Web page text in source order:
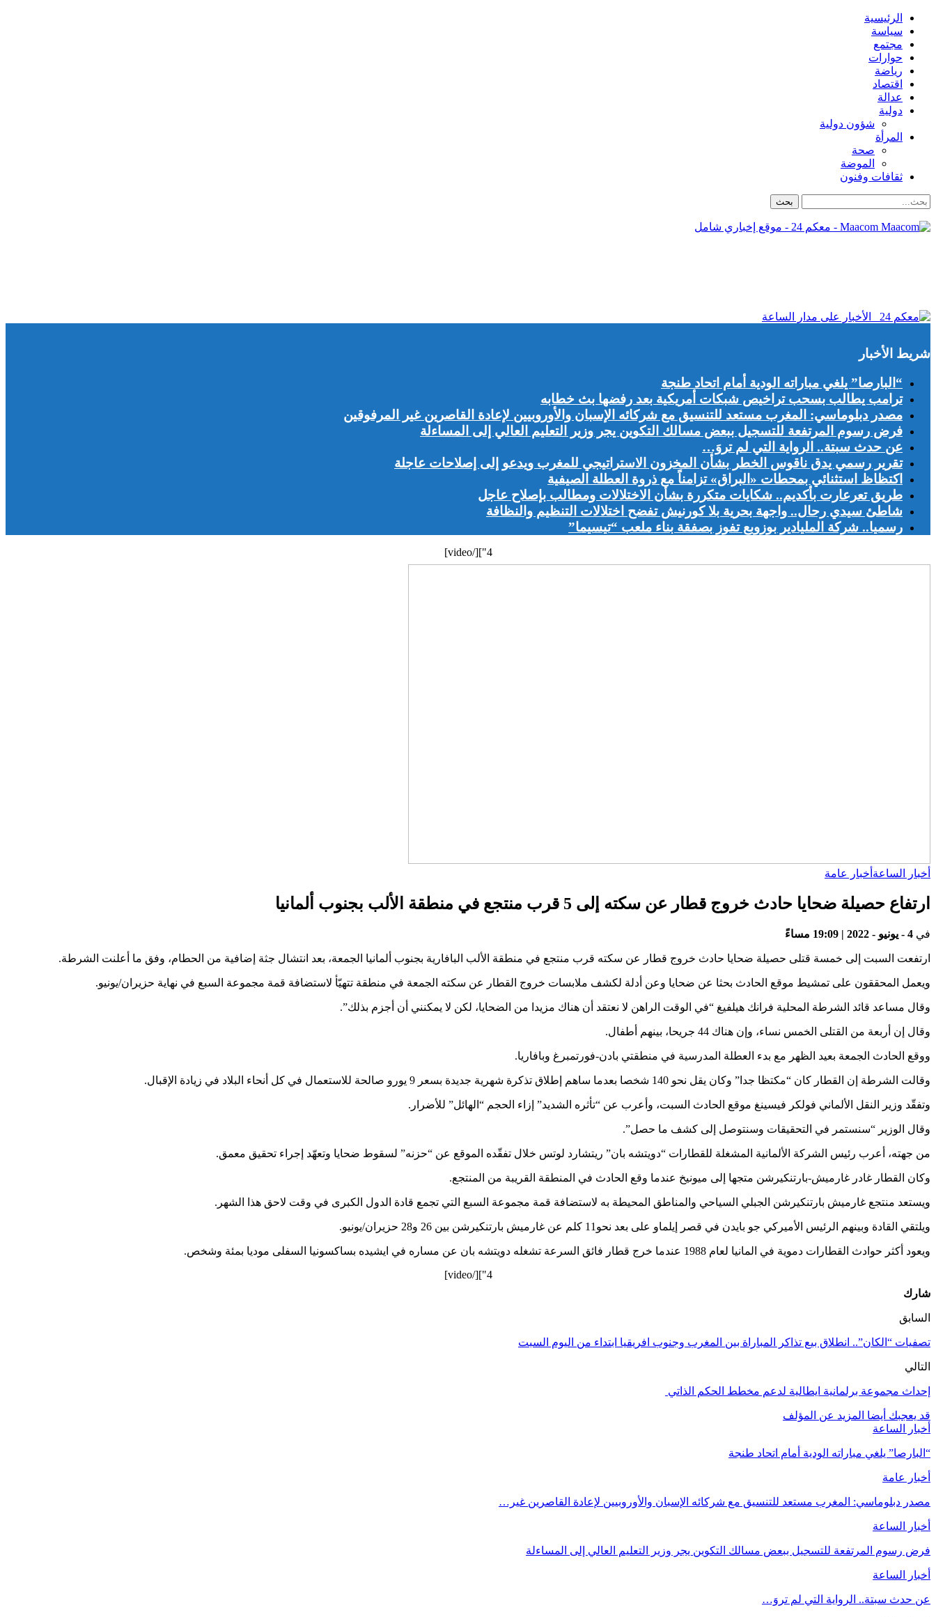
الرئيسية
سياسة
مجتمع
حوارات
رياضة
اقتصاد
عدالة
دولية
شؤون دولية
المرأة
صحة
الموضة
ثقافات وفنون
Maacom - معكم 24 - موقع إخباري شامل
شريط الأخبار
“البارصا” يلغي مباراته الودية أمام اتحاد طنجة
ترامب يطالب بسحب تراخيص شبكات أمريكية بعد رفضها بث خطابه
مصدر دبلوماسي: المغرب مستعد للتنسيق مع شركائه الإسبان والأوروبيين لإعادة القاصرين غير المرفوقين
فرض رسوم المرتفعة للتسجيل ببعض مسالك التكوين يجر وزير التعليم العالي إلى المساءلة
عن حدث سبتة.. الرواية التي لم تروَ…
تقرير رسمي يدق ناقوس الخطر بشأن المخزون الاستراتيجي للمغرب ويدعو إلى إصلاحات عاجلة
اكتظاظ استثنائي بمحطات «البراق» تزامناً مع ذروة العطلة الصيفية
طريق تعرعارت بأكديم.. شكايات متكررة بشأن الاختلالات ومطالب بإصلاح عاجل
شاطئ سيدي رحال.. واجهة بحرية بلا كورنيش تفضح اختلالات التنظيم والنظافة
رسميا.. شركة المليادير بوزوبع تفوز بصفقة بناء ملعب “تيسيما”
4"][/video]
أخبار الساعة أخبار عامة
ارتفاع حصيلة ضحايا حادث خروج قطار عن سكته إلى 5 قرب منتجع في منطقة الألب بجنوب ألمانيا
في 4 - يونيو - 2022 | 19:09 مساءً
ارتفعت السبت إلى خمسة قتلى حصيلة ضحايا حادث خروج قطار عن سكته قرب منتجع في منطقة الألب البافارية بجنوب ألمانيا الجمعة، بعد انتشال جثة إضافية من الحطام، وفق ما أعلنت الشرطة.
ويعمل المحققون على تمشيط موقع الحادث بحثا عن ضحايا وعن أدلة لكشف ملابسات خروج القطار عن سكته الجمعة في منطقة تتهيّأ لاستضافة قمة مجموعة السبع في نهاية حزيران/يونيو.
وقال مساعد قائد الشرطة المحلية فرانك هيلفيغ “في الوقت الراهن لا نعتقد أن هناك مزيدا من الضحايا، لكن لا يمكنني أن أجزم بذلك”.
وقال إن أربعة من القتلى الخمس نساء، وإن هناك 44 جريحا، بينهم أطفال.
ووقع الحادث الجمعة بعيد الظهر مع بدء العطلة المدرسية في منطقتي بادن-فورتمبرغ وبافاريا.
وقالت الشرطة إن القطار كان “مكتظا جدا” وكان يقل نحو 140 شخصا بعدما ساهم إطلاق تذكرة شهرية جديدة بسعر 9 يورو صالحة للاستعمال في كل أنحاء البلاد في زيادة الإقبال.
وتفقّد وزير النقل الألماني فولكر فيسينغ موقع الحادث السبت، وأعرب عن “تأثره الشديد” إزاء الحجم “الهائل” للأضرار.
وقال الوزير “سنستمر في التحقيقات وسنتوصل إلى كشف ما حصل”.
من جهته، أعرب رئيس الشركة الألمانية المشغلة للقطارات “دويتشه بان” ريتشارد لوتس خلال تفقّده الموقع عن “حزنه” لسقوط ضحايا وتعهّد إجراء تحقيق معمق.
وكان القطار غادر غارميش-بارتنكيرشن متجها إلى ميونيخ عندما وقع الحادث في المنطقة القريبة من المنتجع.
ويستعد منتجع غارميش بارتنكيرشن الجبلي السياحي والمناطق المحيطة به لاستضافة قمة مجموعة السبع التي تجمع قادة الدول الكبرى في وقت لاحق هذا الشهر.
ويلتقي القادة وبينهم الرئيس الأميركي جو بايدن في قصر إيلماو على بعد نحو11 كلم عن غارميش بارتنكيرشن بين 26 و28 حزيران/يونيو.
ويعود أكثر حوادث القطارات دموية في المانيا لعام 1988 عندما خرج قطار فائق السرعة تشغله دويتشه بان عن مساره في ايشيده بساكسونيا السفلى موديا بمئة وشخص.
4"][/video]
شارك
السابق
تصفيات “الكان”.. انطلاق بيع تذاكر المباراة بين المغرب وجنوب افريقيا ابتداء من اليوم السبت
التالي
إحداث مجموعة برلمانية ايطالية لدعم مخطط الحكم الذاتي
قد يعجبك أيضا المزيد عن المؤلف
أخبار الساعة
“البارصا” يلغي مباراته الودية أمام اتحاد طنجة
أخبار عامة
مصدر دبلوماسي: المغرب مستعد للتنسيق مع شركائه الإسبان والأوروبيين لإعادة القاصرين غير…
أخبار الساعة
فرض رسوم المرتفعة للتسجيل ببعض مسالك التكوين يجر وزير التعليم العالي إلى المساءلة
أخبار الساعة
عن حدث سبتة.. الرواية التي لم تروَ…